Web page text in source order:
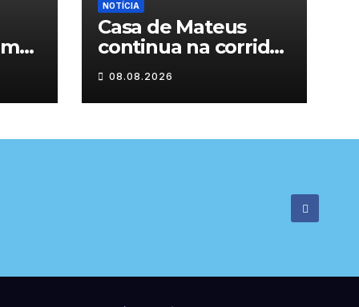
NOTÍCIA
Casa de Mateus
continua na corrida
das Novas 7
Maravilhas de
Portugal
08.08.2026